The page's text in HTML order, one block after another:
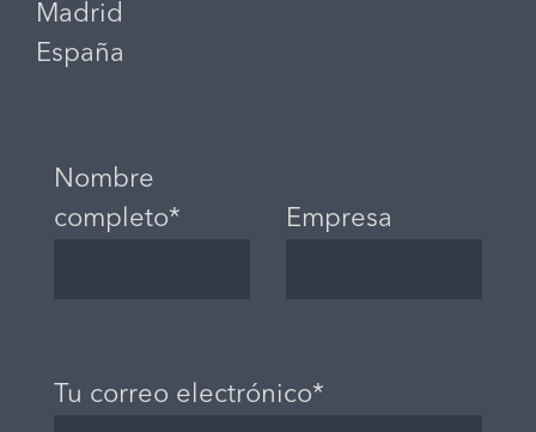
Madrid
España
Nombre
completo*
Empresa
Tu correo electrónico*